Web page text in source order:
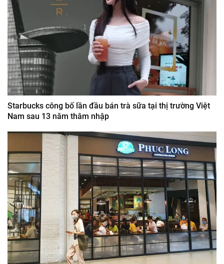
Starbucks công bố lần đầu bán trà sữa tại thị trường Việt
Nam sau 13 năm thâm nhập